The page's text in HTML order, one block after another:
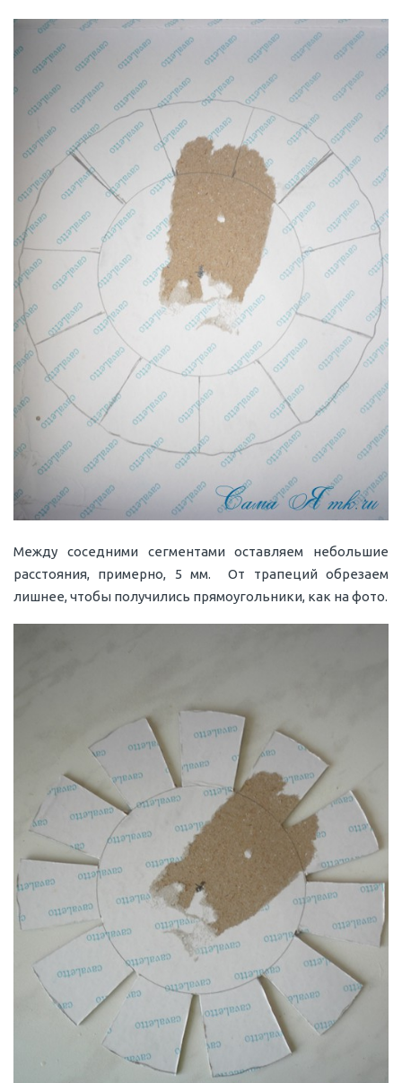
Между соседними сегментами оставляем небольшие
расстояния, примерно, 5 мм. От трапеций обрезаем
лишнее, чтобы получились прямоугольники, как на фото.